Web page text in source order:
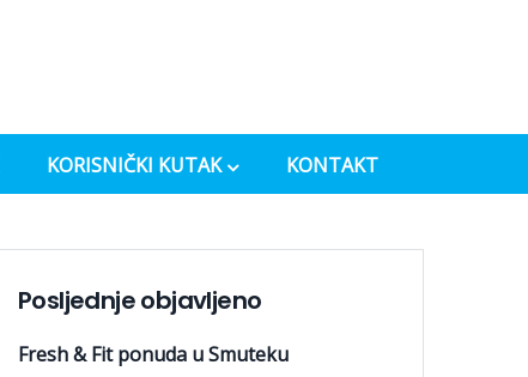
KORISNIČKI KUTAK KONTAKT
Posljednje objavljeno
Fresh & Fit ponuda u Smuteku